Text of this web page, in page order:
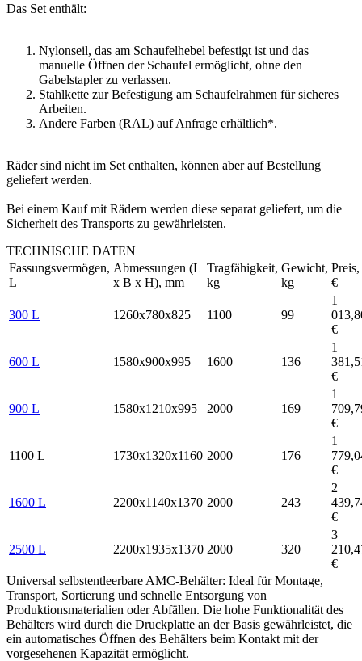
Das Set enthält:
Nylonseil, das am Schaufelhebel befestigt ist und das
manuelle Öffnen der Schaufel ermöglicht, ohne den
Gabelstapler zu verlassen.
Stahlkette zur Befestigung am Schaufelrahmen für sicheres
Arbeiten.
Andere Farben (RAL) auf Anfrage erhältlich*.
Räder sind nicht im Set enthalten, können aber auf Bestellung
geliefert werden.
Bei einem Kauf mit Rädern werden diese separat geliefert, um die
Sicherheit des Transports zu gewährleisten.
TECHNISCHE DATEN
Fassungsvermögen,
L
Abmessungen (L
x B x H), mm
Tragfähigkeit,
kg
Gewicht,
kg
Preis,
€
300 L 1260x780x825 1100 99
1
€
600 L 1580x900x995 1600 136
1
€
900 L 1580x1210x995 2000 169
1
€
1100 L 1730x1320x1160 2000 176
1
€
1600 L 2200x1140x1370 2000 243
2
€
2500 L 2200x1935x1370 2000 320
3
€
Universal selbstentleerbare AMC-Behälter: Ideal für Montage,
Transport, Sortierung und schnelle Entsorgung von
Produktionsmaterialien oder Abfällen. Die hohe Funktionalität des
Behälters wird durch die Druckplatte an der Basis gewährleistet, die
ein automatisches Öffnen des Behälters beim Kontakt mit der
vorgesehenen Kapazität ermöglicht.